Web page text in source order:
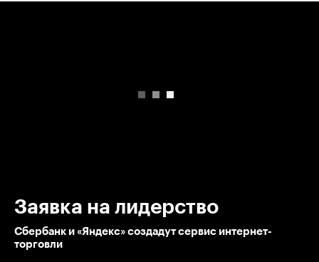
Заявка на лидерство
Сбербанк и «Яндекс» создадут сервис интернет-
торговли